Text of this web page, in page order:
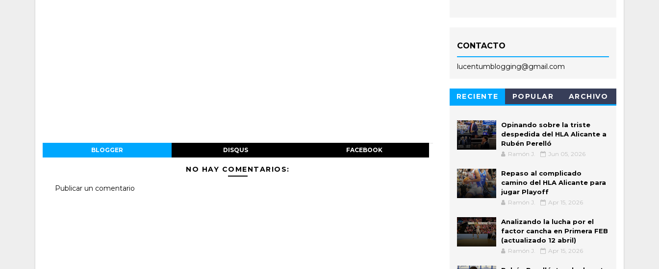
BLOGGER DISQUS FACEBOOK
NO HAY COMENTARIOS:
Publicar un comentario
CONTACTO
lucentumblogging@gmail.com
RECIENTE POPULAR ARCHIVO
Opinando sobre la triste
despedida del HLA Alicante a
Rubén Perelló
Ramón J. Jun 05, 2026
Repaso al complicado
camino del HLA Alicante para
jugar Playoff
Ramón J. Apr 15, 2026
Analizando la lucha por el
factor cancha en Primera FEB
(actualizado 12 abril)
Ramón J. Apr 15, 2026